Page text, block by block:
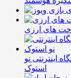
های ارزی
اینترنتی نو
استوک